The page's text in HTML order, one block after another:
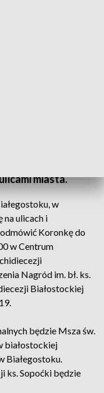
miasta.
w
na ulicach i
Koronkę do
w Centrum
Nagród im. bł. ks.
Białostockiej
będzie Msza św.
białostockiej
Białegostoku.
ks. Sopoćki będzie